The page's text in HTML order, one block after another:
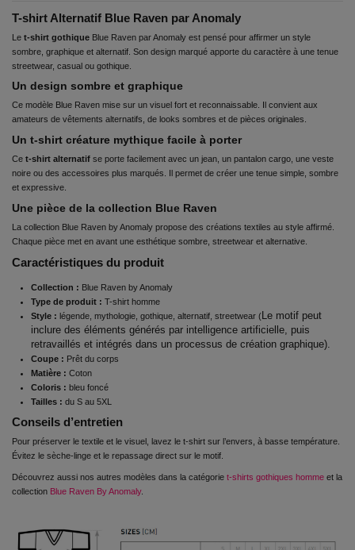
T-shirt Alternatif Blue Raven par Anomaly
Le t-shirt gothique Blue Raven par Anomaly est pensé pour affirmer un style
sombre, graphique et alternatif. Son design marqué apporte du caractère à une tenue
streetwear, casual ou gothique.
Un design sombre et graphique
Ce modèle Blue Raven mise sur un visuel fort et reconnaissable. Il convient aux
amateurs de vêtements alternatifs, de looks sombres et de pièces originales.
Un t-shirt créature mythique facile à porter
Ce t-shirt alternatif se porte facilement avec un jean, un pantalon cargo, une veste
noire ou des accessoires plus marqués. Il permet de créer une tenue simple, sombre
et expressive.
Une pièce de la collection Blue Raven
La collection Blue Raven by Anomaly propose des créations textiles au style affirmé.
Chaque pièce met en avant une esthétique sombre, streetwear et alternative.
Caractéristiques du produit
Collection : Blue Raven by Anomaly
Type de produit : T-shirt homme
Style : légende, mythologie, gothique, alternatif, streetwear (Le motif peut
inclure des éléments générés par intelligence artificielle, puis
retravaillés et intégrés dans un processus de création graphique).
Coupe : Prêt du corps
Matière : Coton
Coloris : bleu foncé
Tailles : du S au 5XL
Conseils d’entretien
Pour préserver le textile et le visuel, lavez le t-shirt sur l’envers, à basse température.
Évitez le sèche-linge et le repassage direct sur le motif.
Découvrez aussi nos autres modèles dans la catégorie t-shirts gothiques homme et la
collection Blue Raven By Anomaly.